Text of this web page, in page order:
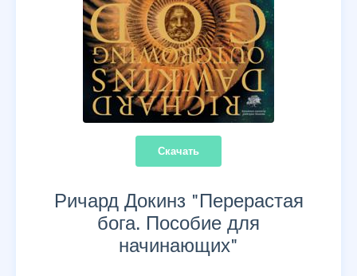
Скачать
Ричард Докинз "Перерастая
бога. Пособие для
начинающих"